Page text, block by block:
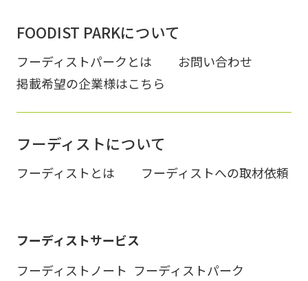
FOODIST PARKについて
フーディストパークとは
お問い合わせ
掲載希望の企業様はこちら
フーディストについて
フーディストとは フーディストへの取材依頼
フーディストサービス
フーディストノート フーディストパーク